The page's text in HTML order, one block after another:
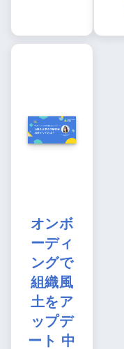
オンボ
ーディ
ングで
組織風
土をア
ップデ
ート 中